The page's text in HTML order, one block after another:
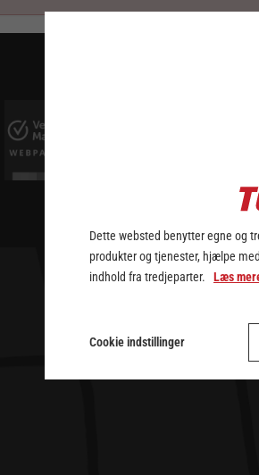
Dette websted benytter egne og
produkter og tjenester, hjælpe
indhold fra tredjeparter. Læs
Cookie indstillinger